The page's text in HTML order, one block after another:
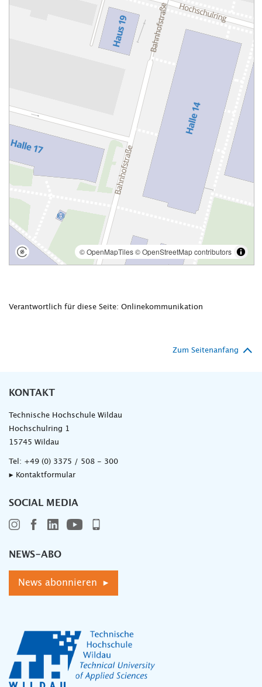
Verantwortlich für diese Seite: Onlinekommunikation
Zum Seitenanfang
KONTAKT
Technische Hochschule Wildau
Hochschulring 1
15745 Wildau
Tel: +49 (0) 3375 / 508 - 300
▸ Kontaktformular
SOCIAL MEDIA
NEWS-ABO
News abonnieren ▸